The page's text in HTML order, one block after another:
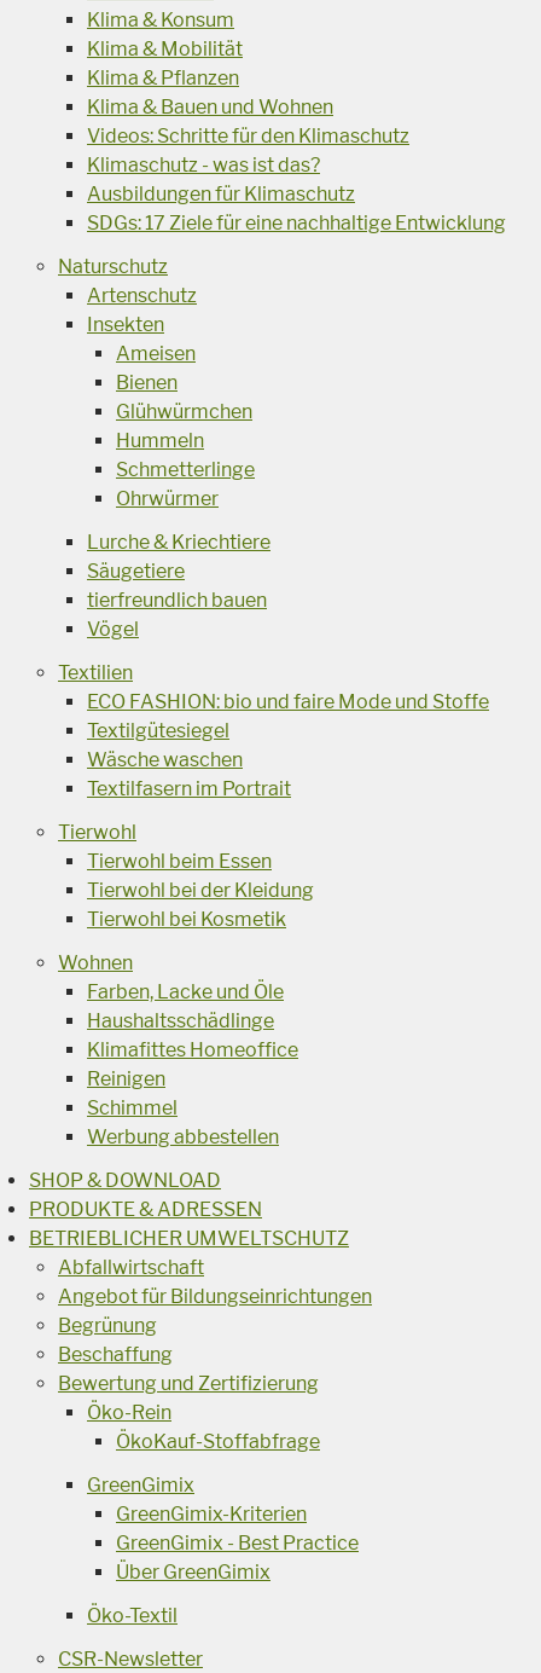
Klima & Konsum
Klima & Mobilität
Klima & Pflanzen
Klima & Bauen und Wohnen
Videos: Schritte für den Klimaschutz
Klimaschutz - was ist das?
Ausbildungen für Klimaschutz
SDGs: 17 Ziele für eine nachhaltige Entwicklung
Naturschutz
Artenschutz
Insekten
Ameisen
Bienen
Glühwürmchen
Hummeln
Schmetterlinge
Ohrwürmer
Lurche & Kriechtiere
Säugetiere
tierfreundlich bauen
Vögel
Textilien
ECO FASHION: bio und faire Mode und Stoffe
Textilgütesiegel
Wäsche waschen
Textilfasern im Portrait
Tierwohl
Tierwohl beim Essen
Tierwohl bei der Kleidung
Tierwohl bei Kosmetik
Wohnen
Farben, Lacke und Öle
Haushaltsschädlinge
Klimafittes Homeoffice
Reinigen
Schimmel
Werbung abbestellen
SHOP & DOWNLOAD
PRODUKTE & ADRESSEN
BETRIEBLICHER UMWELTSCHUTZ
Abfallwirtschaft
Angebot für Bildungseinrichtungen
Begrünung
Beschaffung
Bewertung und Zertifizierung
Öko-Rein
ÖkoKauf-Stoffabfrage
GreenGimix
GreenGimix-Kriterien
GreenGimix - Best Practice
Über GreenGimix
Öko-Textil
CSR-Newsletter